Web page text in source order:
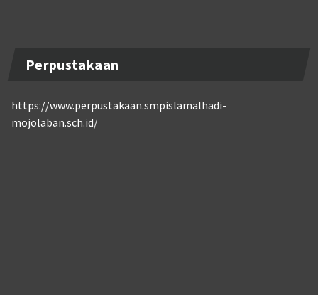
Perpustakaan
https://www.perpustakaan.smpislamalhadi-
mojolaban.sch.id/